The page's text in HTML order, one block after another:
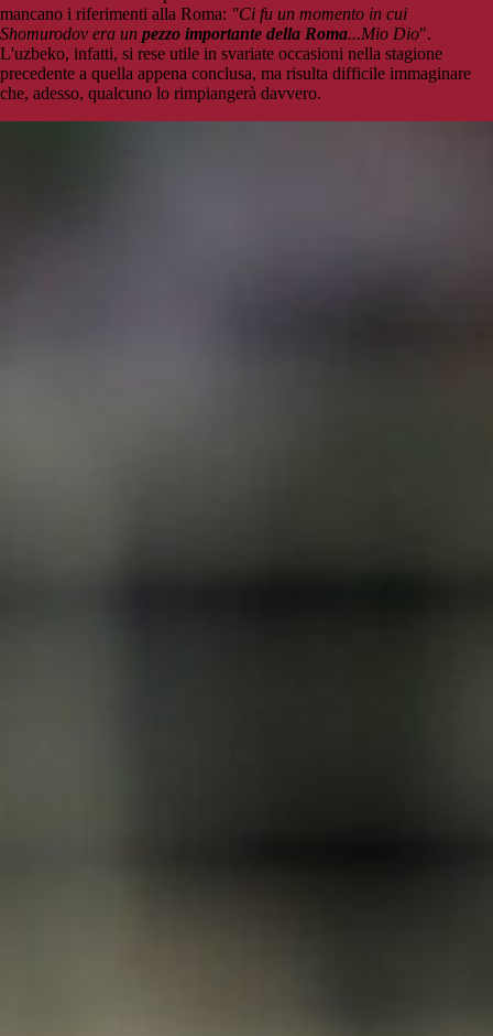
mancano i riferimenti alla Roma: "Ci fu un momento in cui
Shomurodov era un pezzo importante della Roma...Mio Dio".
L'uzbeko, infatti, si rese utile in svariate occasioni nella stagione
precedente a quella appena conclusa, ma risulta difficile immaginare
che, adesso, qualcuno lo rimpiangerà davvero.